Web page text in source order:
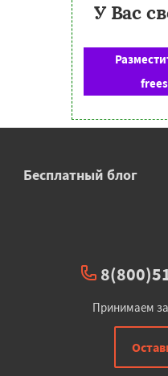
У Вас
Бесплатный блог
Принимаем